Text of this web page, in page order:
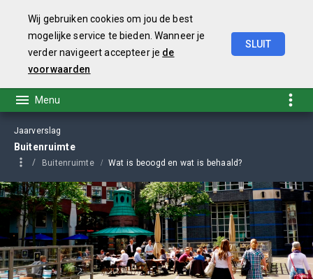
Wij gebruiken cookies om jou de best
mogelijke service te bieden. Wanneer je
verder navigeert accepteer je de
voorwaarden
SLUIT
Jaarverslag
Buitenruimte
Buitenruimte Wat is beoogd en wat is behaald?